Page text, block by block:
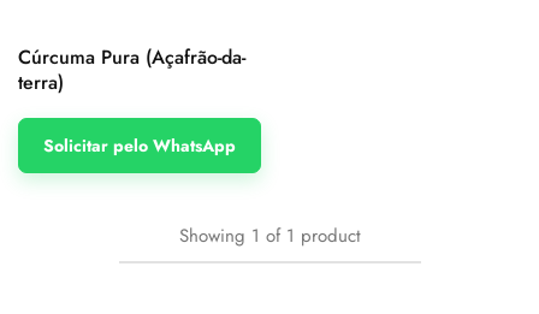
Cúrcuma Pura (Açafrão-da-
terra)
Solicitar pelo WhatsApp
Showing 1 of 1 product